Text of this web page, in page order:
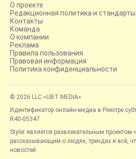
О проекте
Редакционная политика и стандарты
Контакты
Команда
О компании
Реклама
Правила пользования
Правовая информация
Политика конфиденциальности
© 2026 LLC «UBT MEDIA»
Идентификатор онлайн-медиа в Реестре
R40-05347
Styler является развлекательным проектом
рассказывающим о людях, трендах и всё,
новостей.